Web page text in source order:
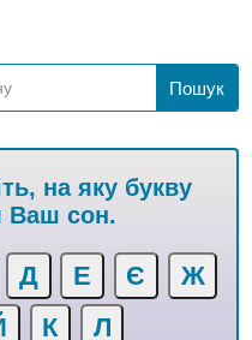
на яку букву
Ваш сон.
Д Е Є
Ж
К Л